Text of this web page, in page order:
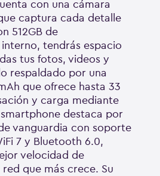
con una cámara
captura cada detalle
512GB de
tendrás espacio
tus fotos, videos y
respaldado por una
que ofrece hasta 33
y carga mediante
smartphone destaca por
vanguardia con soporte
7 y Bluetooth 6.0,
velocidad de
que más crece. Su